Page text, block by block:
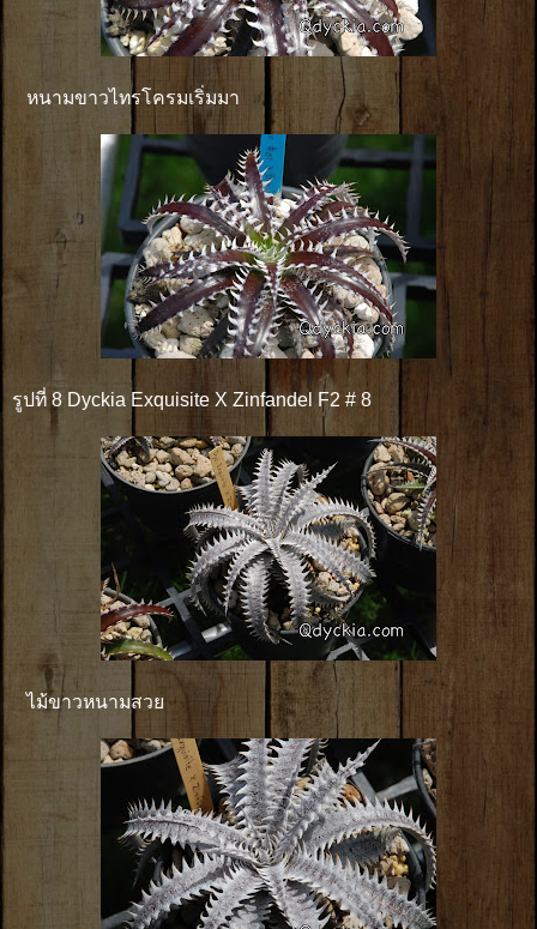
หนามขาวไทรโครมเริ่มมา
รูปที่ 8 Dyckia Exquisite X Zinfandel F2 # 8
ไม้ขาวหนามสวย